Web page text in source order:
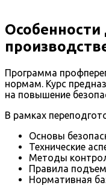
Программа
нормам. Курс
на повышение
В рамках
Основы
Технические
Методы
Правила
Нормативная